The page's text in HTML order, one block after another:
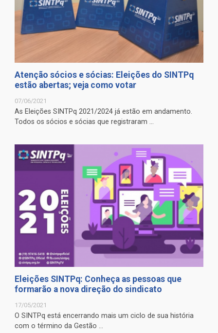
Atenção sócios e sócias: Eleições do SINTPq
estão abertas; veja como votar
07/06/2021
As Eleições SINTPq 2021/2024 já estão em andamento.
Todos os sócios e sócias que registraram ...
Eleições SINTPq: Conheça as pessoas que
formarão a nova direção do sindicato
17/05/2021
O SINTPq está encerrando mais um ciclo de sua história
com o término da Gestão ...